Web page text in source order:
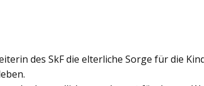
des SkF die elterliche Sorge für die